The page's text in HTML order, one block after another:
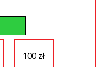
100 zł